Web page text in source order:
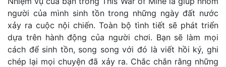
người của mình sinh tồn trong những ngày đất nước
xảy ra cuộc nội chiến. Toàn bộ tình tiết sẽ phát triển
dựa trên hành động của người chơi. Bạn sẽ làm mọi
cách để sinh tồn, song song với đó là viết hồi ký, ghi
chép lại mọi chuyện đã xảy ra. Chắc chắn rằng những